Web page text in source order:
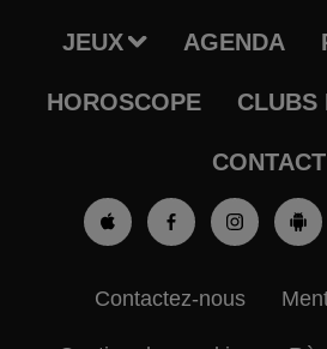
JEUX AGENDA
HOROSCOPE CLUBS
CONTACT
Contactez-nous